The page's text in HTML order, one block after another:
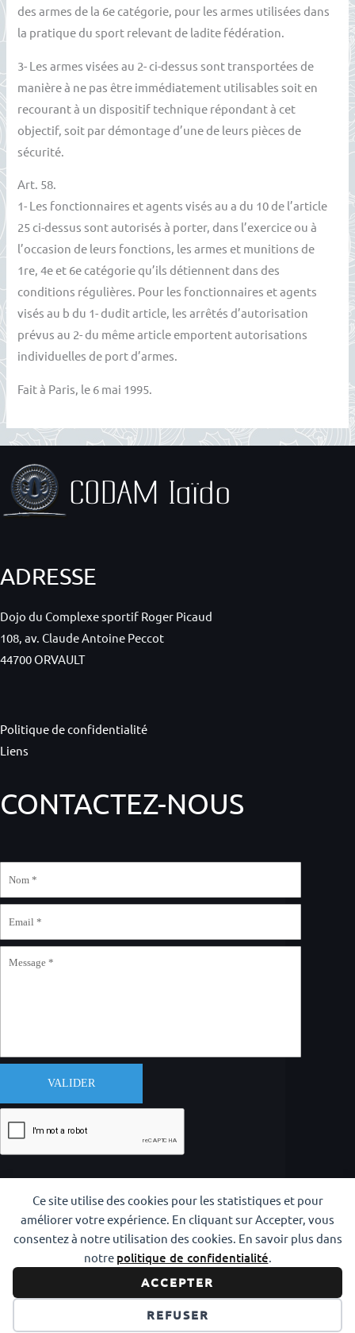
Ce site utilise des cookies pour les statistiques et pour
améliorer votre expérience. En cliquant sur Accepter, vous
consentez à notre utilisation des cookies. En savoir plus dans
notre politique de confidentialité.
ACCEPTER
REFUSER
des armes de la 6e catégorie, pour les armes utilisées dans
la pratique du sport relevant de ladite fédération.
3- Les armes visées au 2- ci-dessus sont transportées de
manière à ne pas être immédiatement utilisables soit en
recourant à un dispositif technique répondant à cet
objectif, soit par démontage d’une de leurs pièces de
sécurité.
Art. 58.
1- Les fonctionnaires et agents visés au a du 10 de l’article
25 ci-dessus sont autorisés à porter, dans l’exercice ou à
l’occasion de leurs fonctions, les armes et munitions de
1re, 4e et 6e catégorie qu’ils détiennent dans des
conditions régulières. Pour les fonctionnaires et agents
visés au b du 1- dudit article, les arrêtés d’autorisation
prévus au 2- du même article emportent autorisations
individuelles de port d’armes.
Fait à Paris, le 6 mai 1995.
ADRESSE
Dojo du Complexe sportif Roger Picaud
108, av. Claude Antoine Peccot
44700 ORVAULT
Politique de confidentialité
Liens
CONTACTEZ-NOUS
VALIDER
Copyright © 2026 CODAM Iaido
Réalisationinfo y más